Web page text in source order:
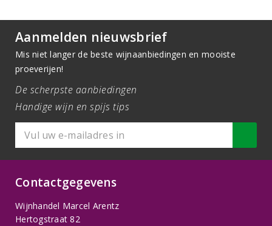
Aanmelden nieuwsbrief
Mis niet langer de beste wijnaanbiedingen en mooiste
proeverijen!
De scherpste aanbiedingen
Handige wijn en spijs tips
Contactgegevens
Wijnhandel Marcel Arentz
Hertogstraat 82